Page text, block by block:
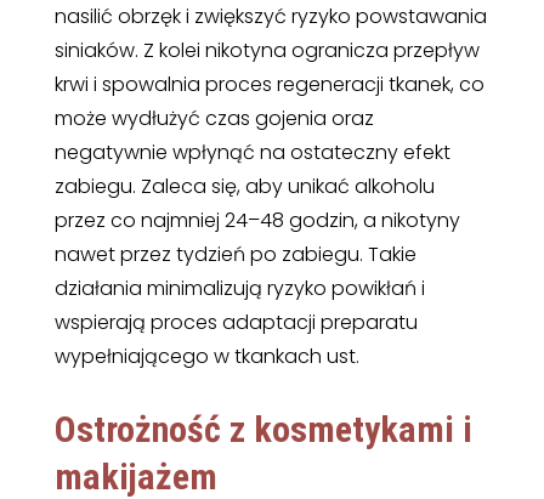
nasilić obrzęk i zwiększyć ryzyko powstawania
siniaków. Z kolei nikotyna ogranicza przepływ
krwi i spowalnia proces regeneracji tkanek, co
może wydłużyć czas gojenia oraz
negatywnie wpłynąć na ostateczny efekt
zabiegu. Zaleca się, aby unikać alkoholu
przez co najmniej 24–48 godzin, a nikotyny
nawet przez tydzień po zabiegu. Takie
działania minimalizują ryzyko powikłań i
wspierają proces adaptacji preparatu
wypełniającego w tkankach ust.
Ostrożność z kosmetykami i
makijażem